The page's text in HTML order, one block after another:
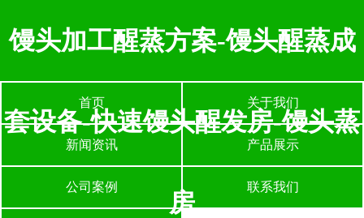
馒头加工醒蒸方案-馒头醒蒸成
套设备-快速馒头醒发房-馒头蒸
房
首页 关于我们
新闻资讯 产品展示
公司案例 联系我们